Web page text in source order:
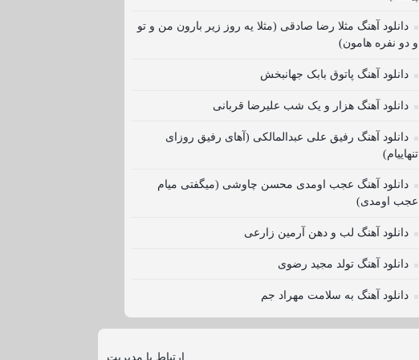
دانلود آهنگ مثلا رضا صادقی (مثلا یه روز زیر بارون من و تو
و دو نفره هامون)
دانلود آهنگ پاتوق بابک جهانبخش
دانلود آهنگ هزار و یک شب علیرضا قربانی
دانلود آهنگ رفیق علی عبدالمالکی (آهای رفیق روزای
تنهاییام)
دانلود آهنگ عجب اومدی محسن چاوشی (میگفتی میام
عجب اومدی)
دانلود آهنگ لب و دهن آرمین زارعی
دانلود آهنگ تولد مجید رضوی
دانلود آهنگ به سلامت مهراد جم
ارتباط با مدیریت